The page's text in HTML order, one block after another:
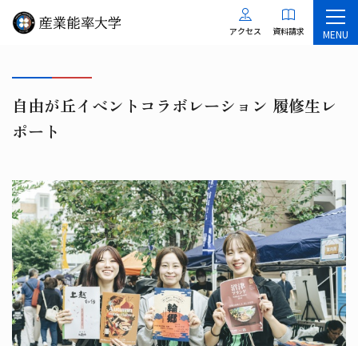
アクセス 資料請求 MENU
自由が丘イベントコラボレーション 履修生レ
ポート